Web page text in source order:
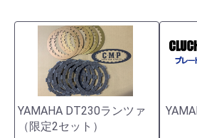
YAMAHA DT230ランツァ
（限定2セット）